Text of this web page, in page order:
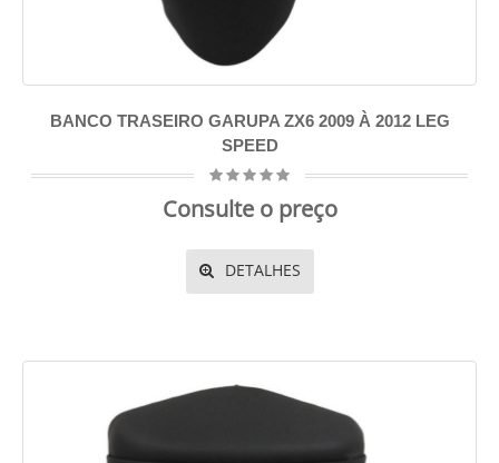
BANCO TRASEIRO GARUPA ZX6 2009 À 2012 LEG
SPEED
Consulte o preço
DETALHES